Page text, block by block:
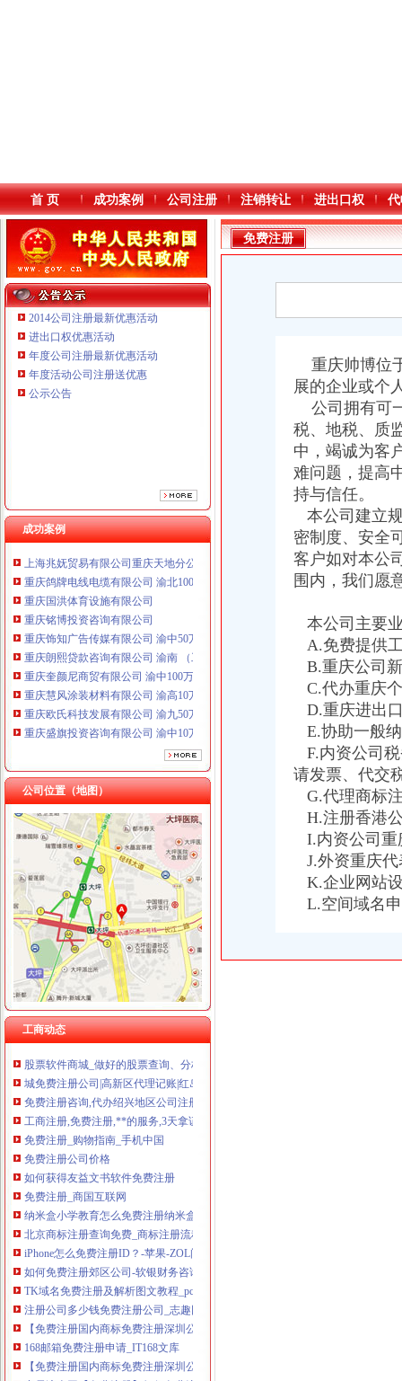
本站导航
首 页 成功案例 公司注册 注销转让 进出口权
2014公司注册最新优惠活动
进出口权优惠活动
年度公司注册最新优惠活动
年度活动公司注册送优惠
公示公告
成功案例
重庆鸽牌电线电缆有限公司 渝北10010万 (进出口权)
重庆国洪体育设施有限公司
重庆铭博投资咨询有限公司
重庆欧氏科技发展有限公司 渝九50万 （进出口权）
重庆盛旗投资咨询有限公司 渝中10万 （工商注册）
重庆佳技维科技发展有限公司 渝南100万 （进出口权）
重庆鸽牌电线电缆有限公司 渝北10010万 (进出口权)
重庆国洪体育设施有限公司
重庆铭博投资咨询有限公司
重庆饰知广告传媒有限公司 渝中50万 （工商注册）
重庆朗熙贷款咨询有限公司 渝南 （工商注册）
重庆奎颜尼商贸有限公司 渝中100万 （工商注册）
重庆慧风涂装材料有限公司 渝高10万 （工商注册）
重庆欧氏科技发展有限公司 渝九50万 （进出口权）
重庆盛旗投资咨询有限公司 渝中10万 （工商注册）
重庆佳技维科技发展有限公司 渝南100万 （进出口权）
上海兆妩贸易有限公司重庆天地分公司 渝中 （工商注册）
公司位置（地图）
工商动态
免费注册
免费注册
如何免费注册Apple ID?Apple ID免费注册图文教程-同步推资讯
零元注册美国商标,零元注册美国公司,免费注册美国商标,免费注
139邮箱注册免费注册
免费注册qq_格子啦
新.tk域名免费注册教程-站长之家
免费注册公司,提供地址！工商局对面！专业高效！上海公司注册今
免费注册支付宝-如何免费注册支付宝？-平安一账通
9位QQ号免费注册-教育-高清-爱奇艺
城免费注册公司|高新区代理记账|红岛公司变更|城补缴社保|城股
免费注册咨询,代办绍兴地区公司注册、免费财税顾问-绍兴58同城
工商注册,免费注册,**的服务,3天拿证-义乌58同城
免费注册_购物指南_手机中国
免费注册公司价格
如何获得友益文书软件免费注册
免费注册_商国互联网
纳米盒小学教育怎么免费注册纳米盒英语注册方法_西西软件资讯
北京商标注册查询免费_商标注册流程及费用【成功率近97%！】
iPhone怎么免费注册ID？-苹果-ZOL问答堂
如何免费注册郊区公司-软银财务咨询
TK域名免费注册及解析图文教程_pc6资讯
注册公司多少钱免费注册公司_志趣网
【免费注册国内商标免费注册深圳公司】-福田华北易登网
168邮箱免费注册申请_IT168文库
【免费注册国内商标免费注册深圳公司】-南山科技园易登网
商易济南网【免费注册】如何免费注册会员_商易济南_新浪博客
免费注册
重庆帅博位
展的企业或个
公司拥有可
税、地税、质
中，竭诚为客
难问题，提高
持与信任。
本公司建立
密制度、安全
客户如对本公
围内，我们愿
本公司主要
A.免费提供
B.重庆公司
C.代办重庆
D.重庆进出
E.协助一般
F.内资公司
请发票、代交
G.代理商标
H.注册香港
I.内资公司重
J.外资重庆代
K.企业网站
L.空间域名